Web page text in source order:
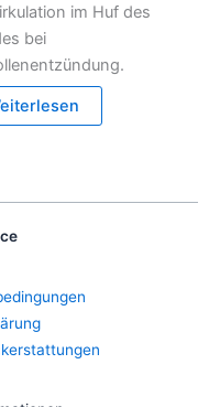
im Huf des
bei